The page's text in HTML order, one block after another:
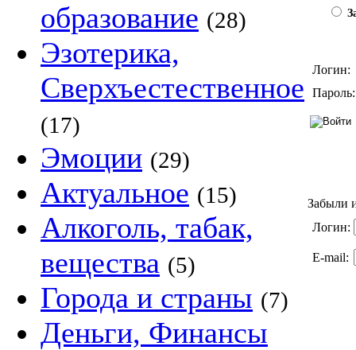
образование (28)
Эзотерика,
Сверхъестественное
(17)
Эмоции (29)
Актуальное (15)
Алкоголь, табак,
вещества (5)
Города и страны (7)
Деньги, Финансы
Логин:
Пароль:
Забыли
Логин:
E-mail: